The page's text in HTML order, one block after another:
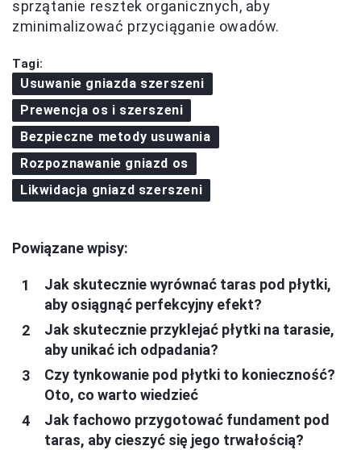
sprzątanie resztek organicznych, aby
zminimalizować przyciąganie owadów.
Tagi:
Usuwanie gniazda szerszeni
Prewencja os i szerszeni
Bezpieczne metody usuwania
Rozpoznawanie gniazd os
Likwidacja gniazd szerszeni
Powiązane wpisy:
Jak skutecznie wyrównać taras pod płytki,
aby osiągnąć perfekcyjny efekt?
Jak skutecznie przyklejać płytki na tarasie,
aby unikać ich odpadania?
Czy tynkowanie pod płytki to konieczność?
Oto, co warto wiedzieć
Jak fachowo przygotować fundament pod
taras, aby cieszyć się jego trwałością?